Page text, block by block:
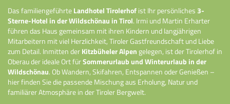
Das familiengeführteLandhotel Tirolerhofist Ihr persönliches 3-
Sterne-Hotel in der Wildschönau in Tirol. Irmi und Martin Erharter
führen das Haus gemeinsam mit ihren Kindern und langjährigen
Mitarbeitern mit viel Herzlichkeit, Tiroler Gastfreundschaft und Liebe
zum Detail. Inmitten derKitzbüheler Alpengelegen, ist der Tirolerhof in
Oberau der ideale Ort fürSommerurlaub und Winterurlaub in der
Wildschönau. Ob Wandern, Skifahren, Entspannen oder Genießen –
hier finden Sie die passende Mischung aus Erholung, Natur und
familiärer Atmosphäre in der Tiroler Bergwelt.